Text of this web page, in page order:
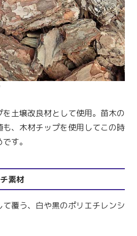
土壌改良材として使用。苗木の
、木材チップを使用してこの時
す。
素材
覆う、白や黒のポリエチレンシ